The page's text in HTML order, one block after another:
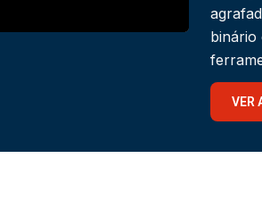
binário
VER